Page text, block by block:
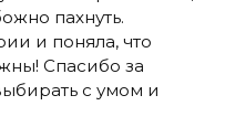
пахнуть.
и поняла, что
Спасибо за
с умом и